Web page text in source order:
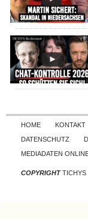
HOME KONTAKT
DATENSCHUTZ
MEDIADATEN
COPYRIGHTTICHYS